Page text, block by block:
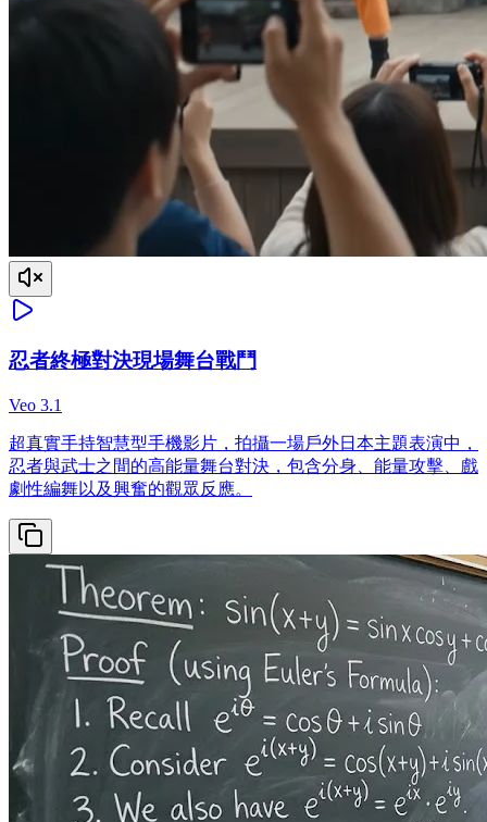
忍者終極對決現場舞台戰鬥
Veo 3.1
超真實手持智慧型手機影片，拍攝一場戶外日本主題表演中，
忍者與武士之間的高能量舞台對決，包含分身、能量攻擊、戲
劇性編舞以及興奮的觀眾反應。